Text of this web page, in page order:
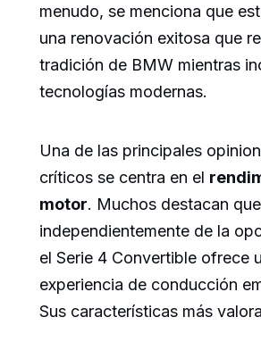
menudo, se menciona que
una renovación exitosa que
tradición de BMW mientras
tecnologías modernas.
Una de las principales
críticos se centra en el
motor. Muchos destacan
independientemente de la
el Serie 4 Convertible ofrece
experiencia de conducción
Sus características más